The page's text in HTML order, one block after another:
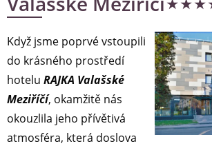
Když jsme poprvé vstoupili
do krásného prostředí
hotelu RAJKA Valašské
Meziříčí, okamžitě nás
okouzlila jeho přívětivá
atmosféra, která doslova